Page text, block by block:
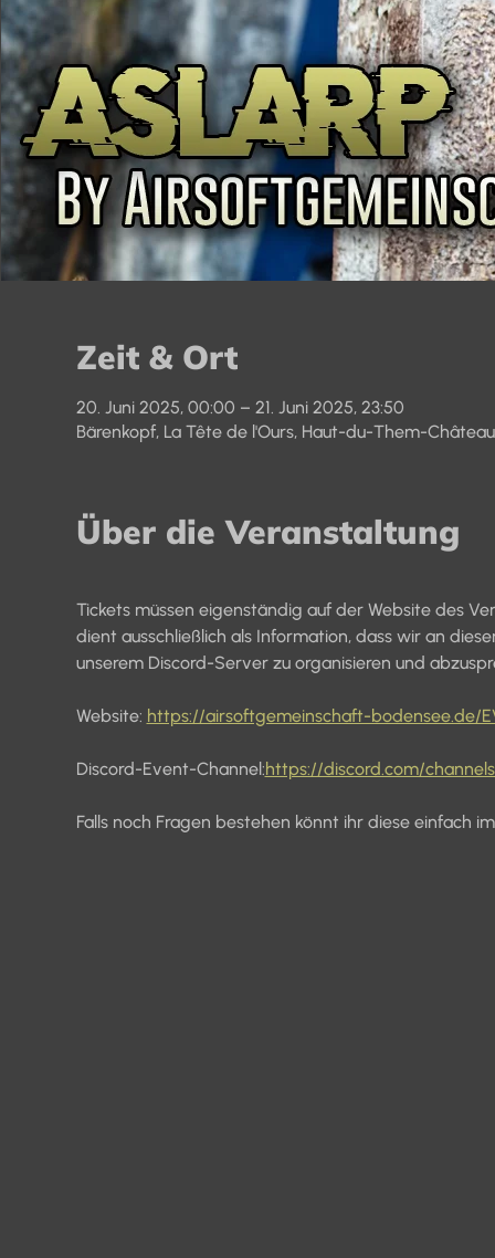
Zeit & Ort
20. Juni 2025, 00:00 – 21. Juni 2025, 23:50
Bärenkopf, La Tête de l'Ours, Haut-du-Them-
Über die Veranstaltung
Tickets müssen eigenständig auf der Website des
dient ausschließlich als Information, dass wir an
unserem Discord-Server zu organisieren und
Website: https://airsoftgemeinschaft-bodensee.de/
Discord-Event-Channel:https://discord.com/
Falls noch Fragen bestehen könnt ihr diese einfach